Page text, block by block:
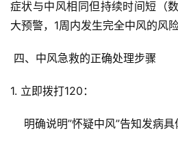
症状与中风相同但持续时间短（
大预警，1周内发生完全中风的风险
四、中风急救的正确处理步骤
1. 立即拨打120：
明确说明”怀疑中风”告知发病